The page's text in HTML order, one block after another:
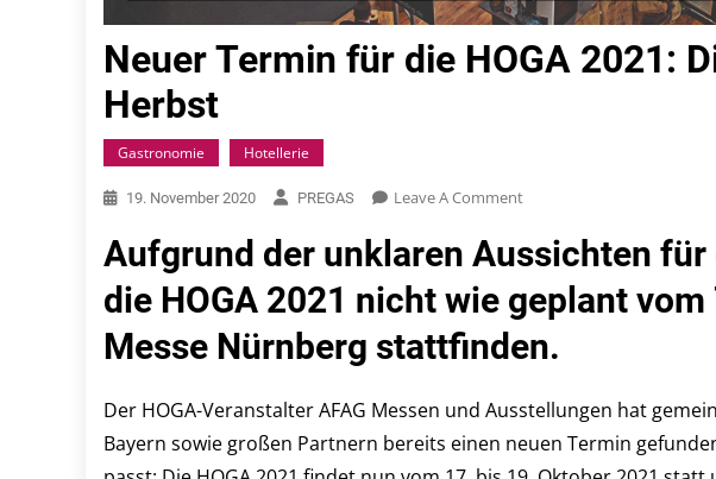
Neuer Termin für die HOGA 2021:
Herbst
Gastronomie Hotellerie
19. November 2020 PREGAS Leave A CommentOn
Termin
Die
2021:
HOGA
Zieht
In
Aufgrund der unklaren Aussichten
die HOGA 2021 nicht wie geplant
Messe Nürnberg stattfinden.
Der HOGA-Veranstalter AFAG Messen und Ausstellungen hat
Bayern sowie großen Partnern bereits einen neuen Termin